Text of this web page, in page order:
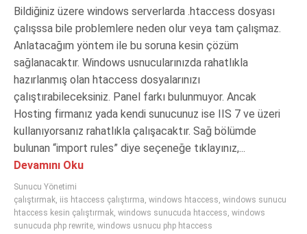
Bildiğiniz üzere windows serverlarda .htaccess dosyası
çalışssa bile problemlere neden olur veya tam çalışmaz.
Anlatacağım yöntem ile bu soruna kesin çözüm
sağlanacaktır. Windows usnucularınızda rahatlıkla
hazırlanmış olan htaccess dosyalarınızı
çalıştırabileceksiniz. Panel farkı bulunmuyor. Ancak
Hosting firmanız yada kendi sunucunuz ise IIS 7 ve üzeri
kullanıyorsanız rahatlıkla çalışacaktır. Sağ bölümde
bulunan “import rules” diye seçeneğe tıklayınız,...
Devamını Oku
Sunucu Yönetimi
çalıştırmak, iis htaccess çalıştırma, windows htaccess, windows sunucu
htaccess kesin çalıştırmak, windows sunucuda htaccess, windows
sunucuda php rewrite, windows usnucu php htaccess